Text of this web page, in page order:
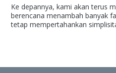
Ke depannya, kami akan terus
berencana menambah banyak
tetap mempertahankan